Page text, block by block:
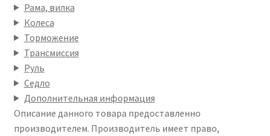
Рама, вилка
Колеса
Торможение
Трансмиссия
Руль
Седло
Дополнительная информация
Описание данного товара предоставленно
производителем. Производитель имеет право,